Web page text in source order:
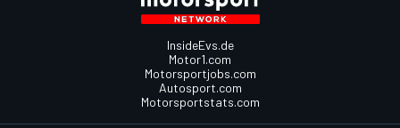
InsideEvs.de
Motor1.com
Motorsportjobs.com
Autosport.com
Motorsportstats.com